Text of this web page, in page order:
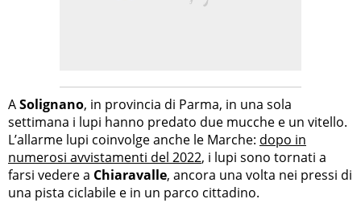
ASolignano, in provincia di Parma, in una sola
settimana i lupi hanno predato due mucche e un vitello.
L’allarme lupi coinvolge anche le Marche: dopo in
numerosi avvistamenti del 2022, i lupi sono tornati a
farsi vedere a Chiaravalle, ancora una volta nei pressi di
una pista ciclabile e in un parco cittadino.